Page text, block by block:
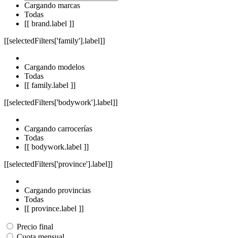
Cargando marcas
Todas
[[ brand.label ]]
[[selectedFilters['family'].label]]
Cargando modelos
Todas
[[ family.label ]]
[[selectedFilters['bodywork'].label]]
Cargando carrocerías
Todas
[[ bodywork.label ]]
[[selectedFilters['province'].label]]
Cargando provincias
Todas
[[ province.label ]]
Precio final